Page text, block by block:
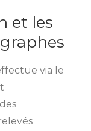
et les
via le